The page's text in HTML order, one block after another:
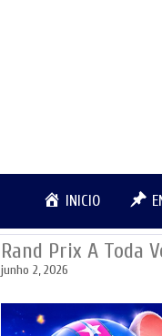
INICIO
Rand Prix A Toda
junho 2, 2026